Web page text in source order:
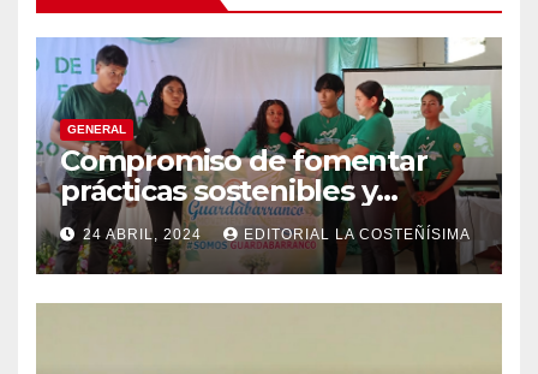
GENERAL
Compromiso de fomentar
prácticas sostenibles y
conciencia ecológica en las
instituciones educativas
24 ABRIL, 2024 EDITORIAL LA COSTEÑÍSIMA